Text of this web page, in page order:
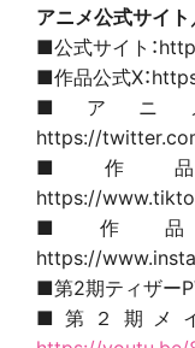
アニメ公式サイ
■公式サイト：
■作品公式X：
■アニ
https://
■作品
https://
■作品
https://
■第2期ティザー
■第２期メ